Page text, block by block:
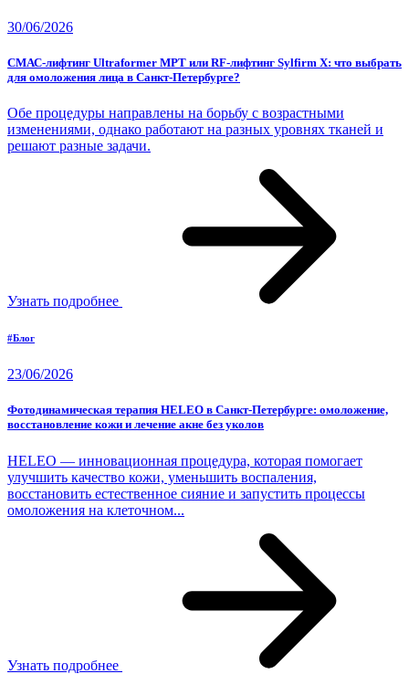
30/06/2026
СМАС-лифтинг Ultraformer MPT или RF-лифтинг Sylfirm X: что выбрать
для омоложения лица в Санкт-Петербурге?
Обе процедуры направлены на борьбу с возрастными
изменениями, однако работают на разных уровнях тканей и
решают разные задачи.
Узнать подробнее
#Блог
23/06/2026
Фотодинамическая терапия HELEO в Санкт-Петербурге: омоложение,
восстановление кожи и лечение акне без уколов
HELEO — инновационная процедура, которая помогает
улучшить качество кожи, уменьшить воспаления,
восстановить естественное сияние и запустить процессы
омоложения на клеточном...
Узнать подробнее